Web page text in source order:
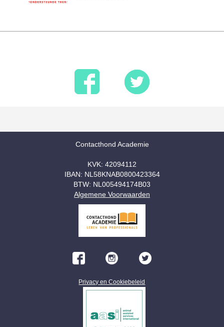
Contacthond Academie
KVK: 42094112
IBAN: NL58KNAB0800423364
BTW: NL005494174B03
Algemene Voorwaarden
Privacy en Cookiebeleid